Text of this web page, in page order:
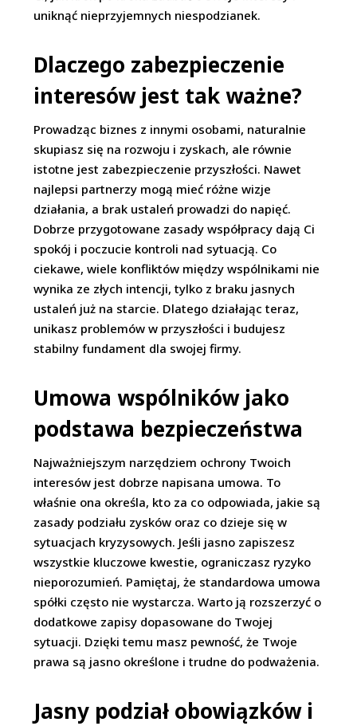
uniknąć nieprzyjemnych niespodzianek.
Dlaczego zabezpieczenie
interesów jest tak ważne?
Prowadząc biznes z innymi osobami, naturalnie
skupiasz się na rozwoju i zyskach, ale równie
istotne jest zabezpieczenie przyszłości. Nawet
najlepsi partnerzy mogą mieć różne wizje
działania, a brak ustaleń prowadzi do napięć.
Dobrze przygotowane zasady współpracy dają Ci
spokój i poczucie kontroli nad sytuacją. Co
ciekawe, wiele konfliktów między wspólnikami nie
wynika ze złych intencji, tylko z braku jasnych
ustaleń już na starcie. Dlatego działając teraz,
unikasz problemów w przyszłości i budujesz
stabilny fundament dla swojej firmy.
Umowa wspólników jako
podstawa bezpieczeństwa
Najważniejszym narzędziem ochrony Twoich
interesów jest dobrze napisana umowa. To
właśnie ona określa, kto za co odpowiada, jakie są
zasady podziału zysków oraz co dzieje się w
sytuacjach kryzysowych. Jeśli jasno zapiszesz
wszystkie kluczowe kwestie, ograniczasz ryzyko
nieporozumień. Pamiętaj, że standardowa umowa
spółki często nie wystarcza. Warto ją rozszerzyć o
dodatkowe zapisy dopasowane do Twojej
sytuacji. Dzięki temu masz pewność, że Twoje
prawa są jasno określone i trudne do podważenia.
Jasny podział obowiązków i